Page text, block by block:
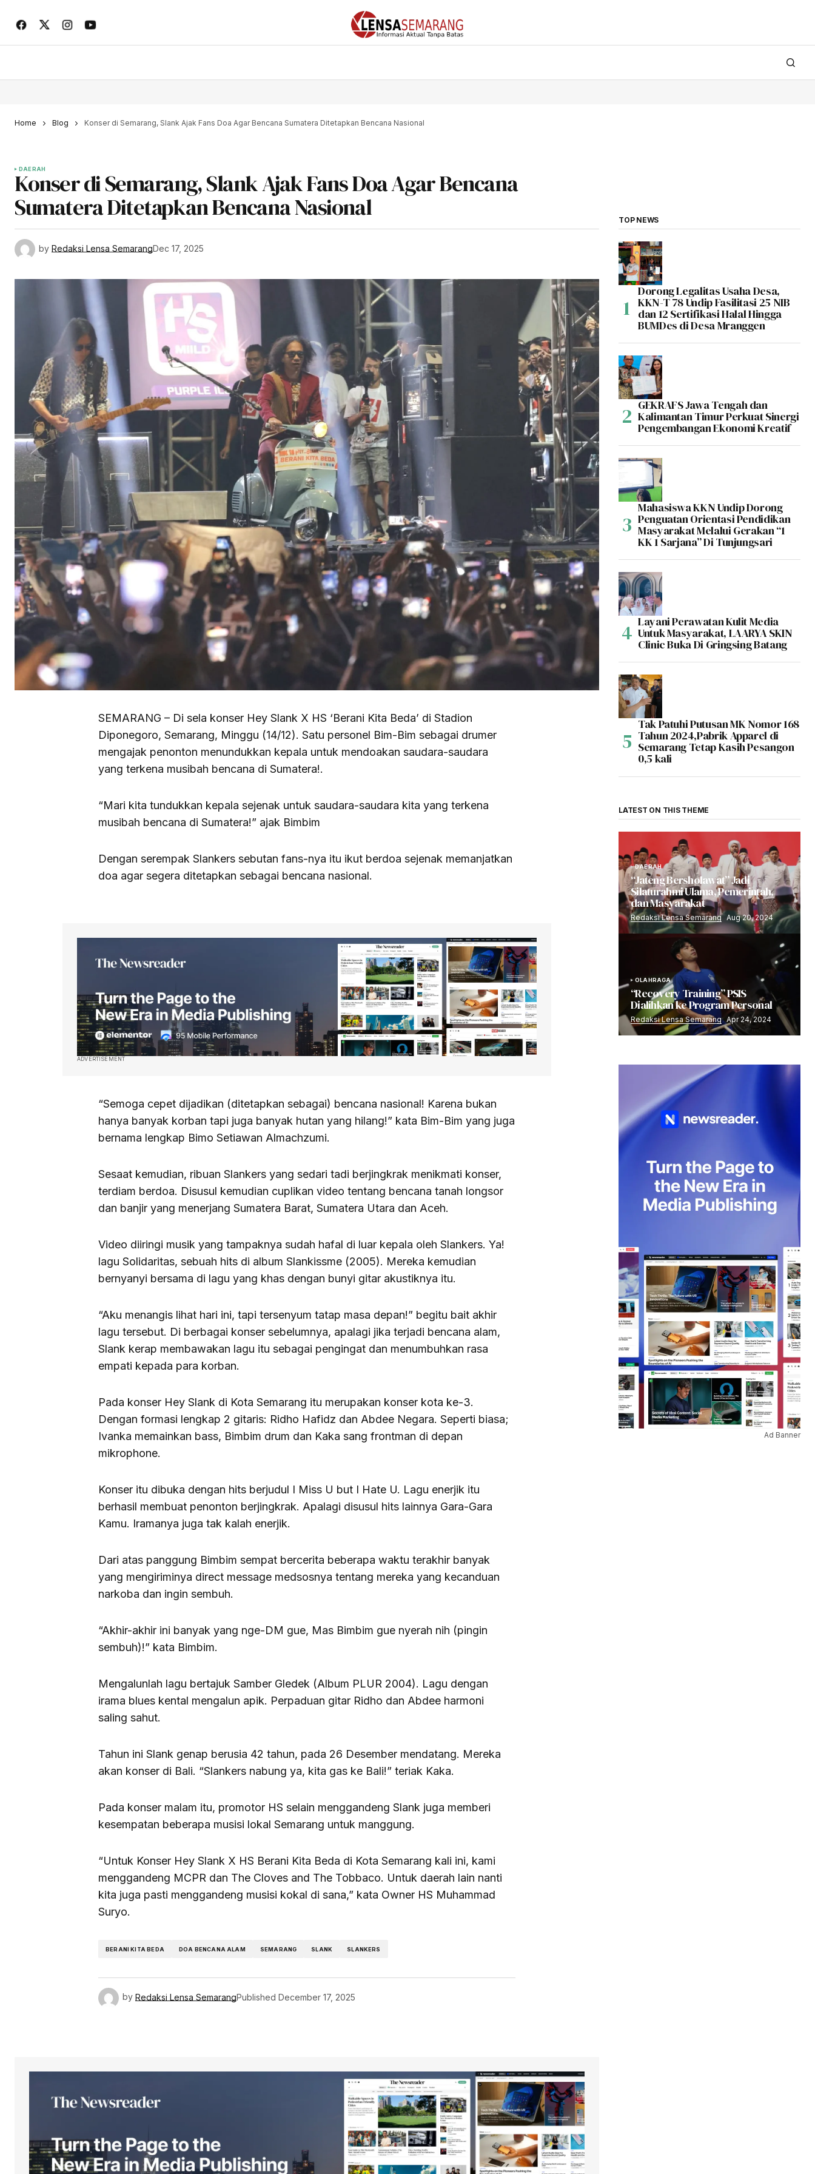
Home Blog Konser di Semarang, Slank Ajak Fans Doa Agar Bencana Sumatera Ditetapkan Bencana Nasional
DAERAH
Konser di Semarang, Slank Ajak Fans Doa Agar Bencana
Sumatera Ditetapkan Bencana Nasional
by Redaksi Lensa SemarangDec 17, 2025
SEMARANG – Di sela konser Hey Slank X HS ‘Berani Kita Beda’ di Stadion
Diponegoro, Semarang, Minggu (14/12). Satu personel Bim-Bim sebagai drumer
mengajak penonton menundukkan kepala untuk mendoakan saudara-saudara
yang terkena musibah bencana di Sumatera!.
“Mari kita tundukkan kepala sejenak untuk saudara-saudara kita yang terkena
musibah bencana di Sumatera!” ajak Bimbim
Dengan serempak Slankers sebutan fans-nya itu ikut berdoa sejenak memanjatkan
doa agar segera ditetapkan sebagai bencana nasional.
ADVERTISEMENT
“Semoga cepet dijadikan (ditetapkan sebagai) bencana nasional! Karena bukan
hanya banyak korban tapi juga banyak hutan yang hilang!” kata Bim-Bim yang juga
bernama lengkap Bimo Setiawan Almachzumi.
Sesaat kemudian, ribuan Slankers yang sedari tadi berjingkrak menikmati konser,
terdiam berdoa. Disusul kemudian cuplikan video tentang bencana tanah longsor
dan banjir yang menerjang Sumatera Barat, Sumatera Utara dan Aceh.
Video diiringi musik yang tampaknya sudah hafal di luar kepala oleh Slankers. Ya!
lagu Solidaritas, sebuah hits di album Slankissme (2005). Mereka kemudian
bernyanyi bersama di lagu yang khas dengan bunyi gitar akustiknya itu.
“Aku menangis lihat hari ini, tapi tersenyum tatap masa depan!” begitu bait akhir
lagu tersebut. Di berbagai konser sebelumnya, apalagi jika terjadi bencana alam,
Slank kerap membawakan lagu itu sebagai pengingat dan menumbuhkan rasa
empati kepada para korban.
Pada konser Hey Slank di Kota Semarang itu merupakan konser kota ke-3.
Dengan formasi lengkap 2 gitaris: Ridho Hafidz dan Abdee Negara. Seperti biasa;
Ivanka memainkan bass, Bimbim drum dan Kaka sang frontman di depan
mikrophone.
Konser itu dibuka dengan hits berjudul I Miss U but I Hate U. Lagu enerjik itu
berhasil membuat penonton berjingkrak. Apalagi disusul hits lainnya Gara-Gara
Kamu. Iramanya juga tak kalah enerjik.
Dari atas panggung Bimbim sempat bercerita beberapa waktu terakhir banyak
yang mengiriminya direct message medsosnya tentang mereka yang kecanduan
narkoba dan ingin sembuh.
“Akhir-akhir ini banyak yang nge-DM gue, Mas Bimbim gue nyerah nih (pingin
sembuh)!” kata Bimbim.
Mengalunlah lagu bertajuk Samber Gledek (Album PLUR 2004). Lagu dengan
irama blues kental mengalun apik. Perpaduan gitar Ridho dan Abdee harmoni
saling sahut.
Tahun ini Slank genap berusia 42 tahun, pada 26 Desember mendatang. Mereka
akan konser di Bali. “Slankers nabung ya, kita gas ke Bali!” teriak Kaka.
Pada konser malam itu, promotor HS selain menggandeng Slank juga memberi
kesempatan beberapa musisi lokal Semarang untuk manggung.
“Untuk Konser Hey Slank X HS Berani Kita Beda di Kota Semarang kali ini, kami
menggandeng MCPR dan The Cloves and The Tobbaco. Untuk daerah lain nanti
kita juga pasti menggandeng musisi kokal di sana,” kata Owner HS Muhammad
Suryo.
BERANI KITA BEDA DOA BENCANA ALAM SEMARANG SLANK SLANKERS
by Redaksi Lensa SemarangPublished December 17, 2025
TOP NEWS
Dorong Legalitas Usaha Desa,
KKN-T 78 Undip Fasilitasi 25 NIB
dan 12 Sertifikasi Halal Hingga
BUMDes di Desa Mranggen
GEKRAFS Jawa Tengah dan
Kalimantan Timur Perkuat Sinergi
Pengembangan Ekonomi Kreatif
Mahasiswa KKN Undip Dorong
Penguatan Orientasi Pendidikan
Masyarakat Melalui Gerakan “1
KK 1 Sarjana” Di Tunjungsari
Layani Perawatan Kulit Media
Untuk Masyarakat, LAARYA SKIN
Clinic Buka Di Gringsing Batang
Tak Patuhi Putusan MK Nomor 168
Tahun 2024,Pabrik Apparel di
Semarang Tetap Kasih Pesangon
0,5 kali
LATEST ON THIS THEME
DAERAH
“Jateng Bersholawat” Jadi
Silaturahmi Ulama, Pemerintah,
dan Masyarakat
Redaksi Lensa Semarang Aug 20, 2024
OLAHRAGA
“Recovery Training” PSIS
Dialihkan ke Program Personal
Redaksi Lensa Semarang Apr 24, 2024
Ad Banner